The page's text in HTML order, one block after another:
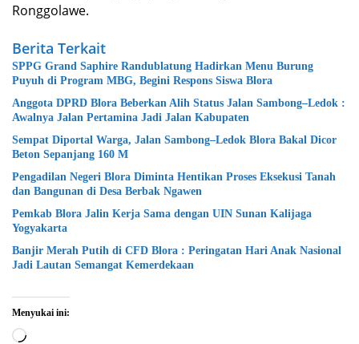
Ronggolawe.
Berita Terkait
SPPG Grand Saphire Randublatung Hadirkan Menu Burung
Puyuh di Program MBG, Begini Respons Siswa Blora
Anggota DPRD Blora Beberkan Alih Status Jalan Sambong–Ledok :
Awalnya Jalan Pertamina Jadi Jalan Kabupaten
Sempat Diportal Warga, Jalan Sambong–Ledok Blora Bakal Dicor
Beton Sepanjang 160 M
Pengadilan Negeri Blora Diminta Hentikan Proses Eksekusi Tanah
dan Bangunan di Desa Berbak Ngawen
‎Pemkab Blora Jalin Kerja Sama dengan UIN Sunan Kalijaga
Yogyakarta
Banjir Merah Putih di CFD Blora : Peringatan Hari Anak Nasional
Jadi Lautan Semangat Kemerdekaan
Menyukai ini:
Memuat...